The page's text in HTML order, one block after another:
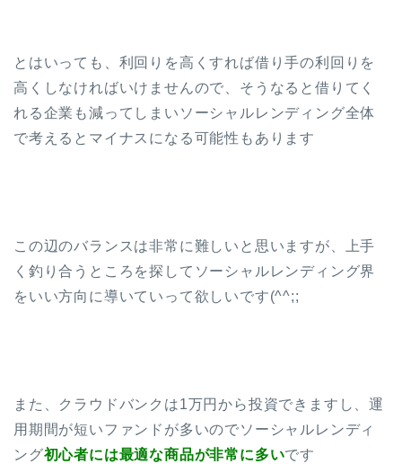
とはいっても、利回りを高くすれば借り手の利回りを
高くしなければいけませんので、そうなると借りてく
れる企業も減ってしまいソーシャルレンディング全体
で考えるとマイナスになる可能性もあります
この辺のバランスは非常に難しいと思いますが、上手
く釣り合うところを探してソーシャルレンディング界
をいい方向に導いていって欲しいです(^^;;
また、クラウドバンクは1万円から投資できますし、運
用期間が短いファンドが多いのでソーシャルレンディ
ング初心者には最適な商品が非常に多いです